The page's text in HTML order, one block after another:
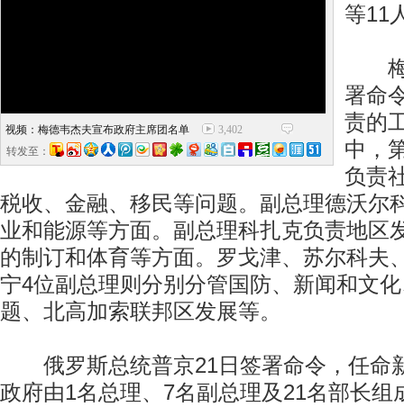
视频：梅德韦杰夫宣布政府主席团名单
3,402
转发至：
等11
梅
署命
责的
中，
负责
税收、金融、移民等问题。副总理德沃尔
业和能源等方面。副总理科扎克负责地区
的制订和体育等方面。罗戈津、苏尔科夫
宁4位副总理则分别分管国防、新闻和文
题、北高加索联邦区发展等。
俄罗斯总统普京21日签署命令，任命
政府由1名总理、7名副总理及21名部长组